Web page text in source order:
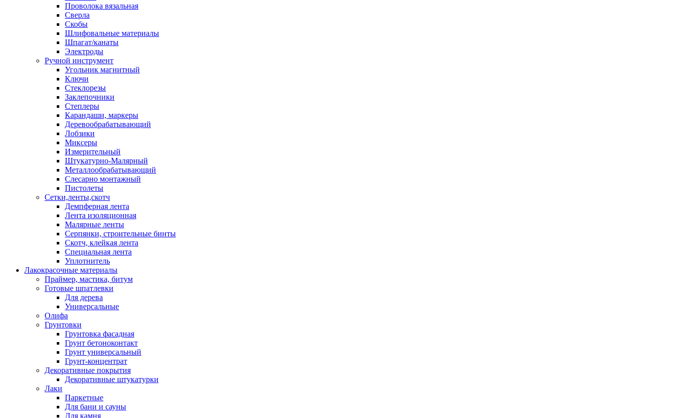
Проволока вязальная
Сверла
Скобы
Шлифовальные материалы
Шпагат/канаты
Электроды
Ручной инструмент
Угольник магнитный
Ключи
Стеклорезы
Заклепочники
Степлеры
Карандаши, маркеры
Деревообрабатывающий
Лобзики
Миксеры
Измерительный
Штукатурно-Малярный
Металлообрабатывающий
Слесарно монтажный
Пистолеты
Сетки,ленты,скотч
Демпферная лента
Лента изоляционная
Малярные ленты
Серпянки, строительные бинты
Скотч, клейкая лента
Специальная лента
Уплотнитель
Лакокрасочные материалы
Праймер, мастика, битум
Готовые шпатлевки
Для дерева
Универсальные
Олифа
Грунтовки
Грунтовка фасадная
Грунт бетоноконтакт
Грунт универсальный
Грунт-концентрат
Декоративные покрытия
Декоративные штукатурки
Лаки
Паркетные
Для бани и сауны
Для камня